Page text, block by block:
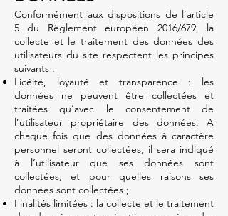
Conformément aux dispositions de l’article
5 du Règlement européen 2016/679, la
collecte et le traitement des données des
utilisateurs du site respectent les principes
suivants :
Licéité, loyauté et transparence : les
données ne peuvent être collectées et
traitées qu’avec le consentement de
l’utilisateur propriétaire des données. A
chaque fois que des données à caractère
personnel seront collectées, il sera indiqué
à l’utilisateur que ses données sont
collectées, et pour quelles raisons ses
données sont collectées ;
Finalités limitées : la collecte et le traitement